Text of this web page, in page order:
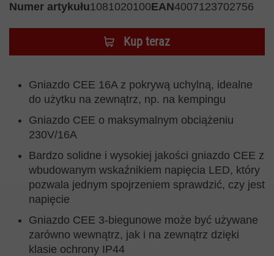
Numer artykułu1081020100EAN4007123702756
Kup teraz
Gniazdo CEE 16A z pokrywą uchylną, idealne
do użytku na zewnątrz, np. na kempingu
Gniazdo CEE o maksymalnym obciążeniu
230V/16A
Bardzo solidne i wysokiej jakości gniazdo CEE z
wbudowanym wskaźnikiem napięcia LED, który
pozwala jednym spojrzeniem sprawdzić, czy jest
napięcie
Gniazdo CEE 3-biegunowe może być używane
zarówno wewnątrz, jak i na zewnątrz dzięki
klasie ochrony IP44